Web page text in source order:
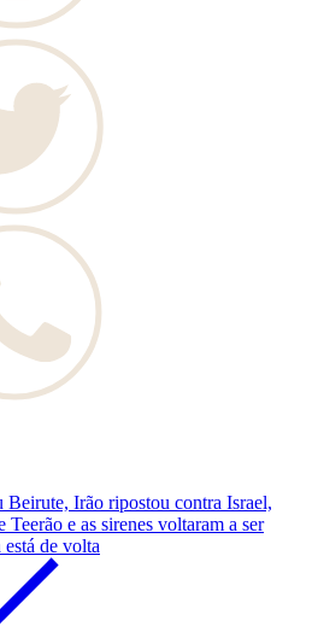
Irão ripostou contra Israel,
e as sirenes voltaram a ser
de volta